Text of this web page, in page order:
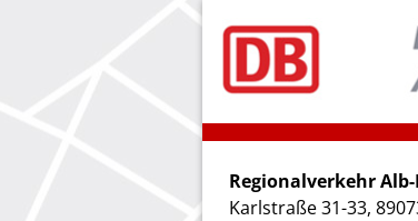
Regionalverkehr
Karlstraße 31-33,